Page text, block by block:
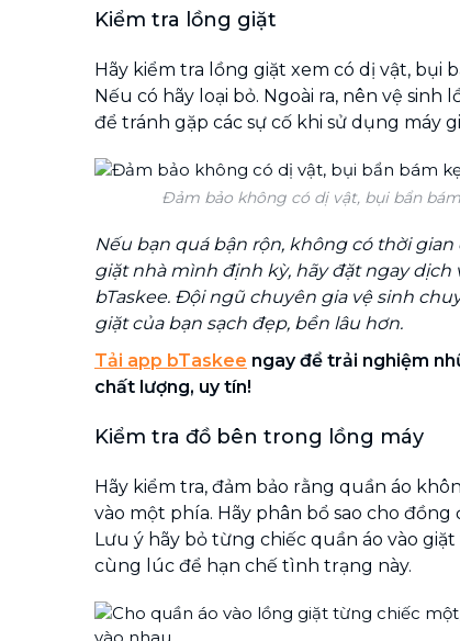
Kiểm tra lồng giặt
Hãy kiểm tra lồng giặt xem có dị vật, bụi
Nếu có hãy loại bỏ. Ngoài ra, nên vệ
để tránh gặp các sự cố khi sử dụng máy
Đảm bảo không có dị vật, bụi bẩn
Nếu bạn quá bận rộn, không có thời
giặt nhà mình định kỳ, hãy đặt ngay dịch
bTaskee. Đội ngũ chuyên gia vệ sinh
giặt của bạn sạch đẹp, bền lâu hơn.
Tải app bTaskee ngay để trải nghiệm
chất lượng, uy tín!
Kiểm tra đồ bên trong lồng máy
Hãy kiểm tra, đảm bảo rằng quần áo
vào một phía. Hãy phân bổ sao cho
Lưu ý hãy bỏ từng chiếc quần áo vào
cùng lúc để hạn chế tình trạng này.